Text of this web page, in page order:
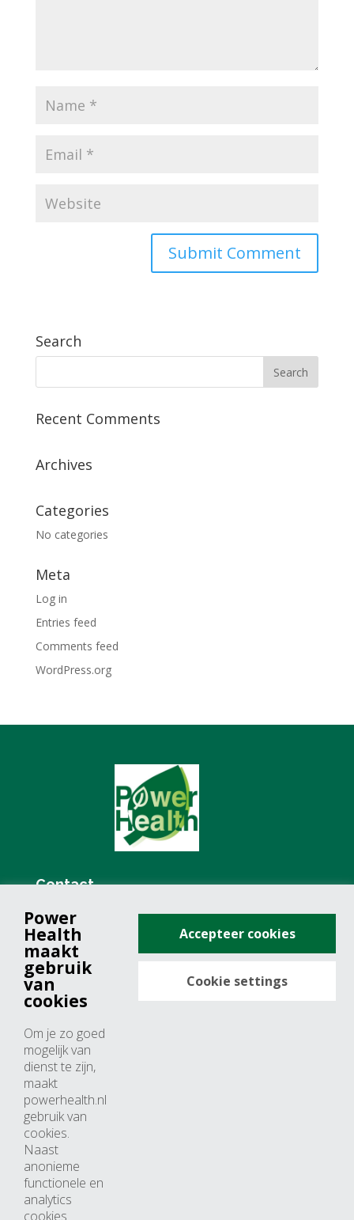
Search
Recent Comments
Archives
Categories
No categories
Meta
Log in
Entries feed
Comments feed
WordPress.org
Contact
+31 (0)76 571 19 68
info@powerhealth.nl
Adresse
4817 ZH breda
Nederland
Horaires d’ouvertures
Du lundi au jeudi: 09:00 – 17:00
Vendredi: 09:00 – 15:00
Power
Health
maakt
gebruik
van
cookies
Om je zo goed
mogelijk van
dienst te zijn,
maakt
powerhealth.nl
gebruik van
cookies.
Naast
anonieme
functionele en
analytics
cookies
Accepteer cookies
Cookie settings